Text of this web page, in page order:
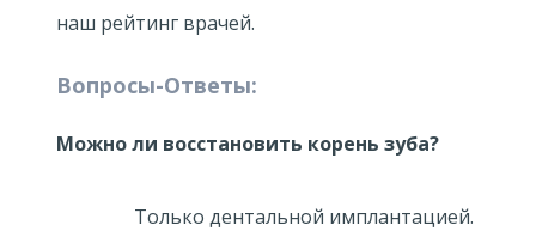
наш рейтинг врачей.
Вопросы-Ответы:
Можно ли восстановить корень зуба?
Только дентальной имплантацией.